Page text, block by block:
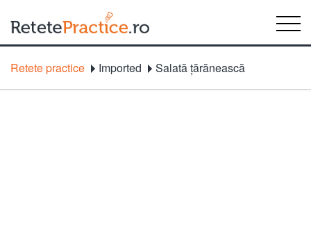
Retete practice Imported Salată ţărănească